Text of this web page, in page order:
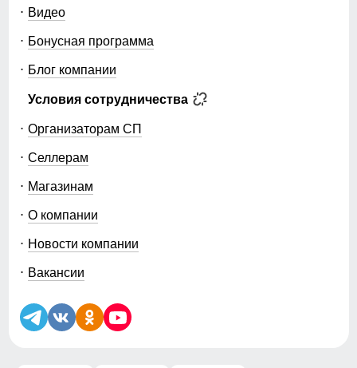
Видео
Бонусная программа
Блог компании
Условия сотрудничества
Организаторам СП
Селлерам
Магазинам
О компании
Новости компании
Вакансии